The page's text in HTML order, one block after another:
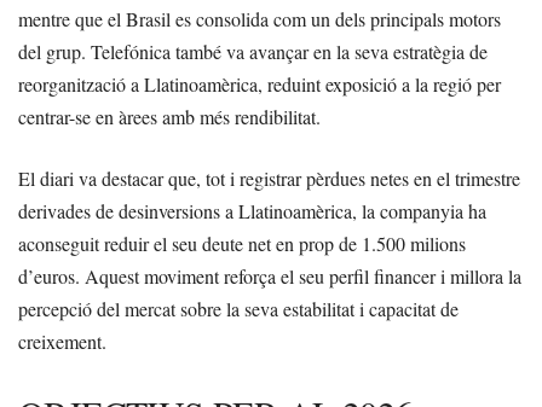
mentre que el Brasil es consolida com un dels principals motors
del grup. Telefónica també va avançar en la seva estratègia de
reorganització a Llatinoamèrica, reduint exposició a la regió per
centrar-se en àrees amb més rendibilitat.
El diari va destacar que, tot i registrar pèrdues netes en el trimestre
derivades de desinversions a Llatinoamèrica, la companyia ha
aconseguit reduir el seu deute net en prop de 1.500 milions
d’euros. Aquest moviment reforça el seu perfil financer i millora la
percepció del mercat sobre la seva estabilitat i capacitat de
creixement.